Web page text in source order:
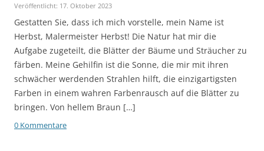
Veröffentlicht: 17. Oktober 2023
Gestatten Sie, dass ich mich vorstelle, mein Name ist
Herbst, Malermeister Herbst! Die Natur hat mir die
Aufgabe zugeteilt, die Blätter der Bäume und Sträucher zu
färben. Meine Gehilfin ist die Sonne, die mir mit ihren
schwächer werdenden Strahlen hilft, die einzigartigsten
Farben in einem wahren Farbenrausch auf die Blätter zu
bringen. Von hellem Braun […]
0 Kommentare